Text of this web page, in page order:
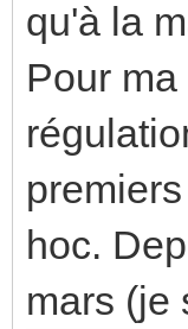
qu'à la
Pour
hoc.
mars (je